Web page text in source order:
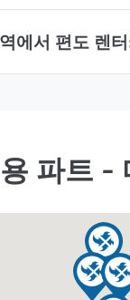
에서 편도 렌
파트 -